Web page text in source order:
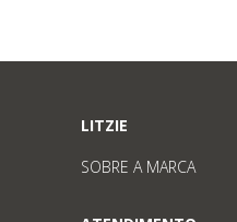
LITZIE
SOBRE A MARCA